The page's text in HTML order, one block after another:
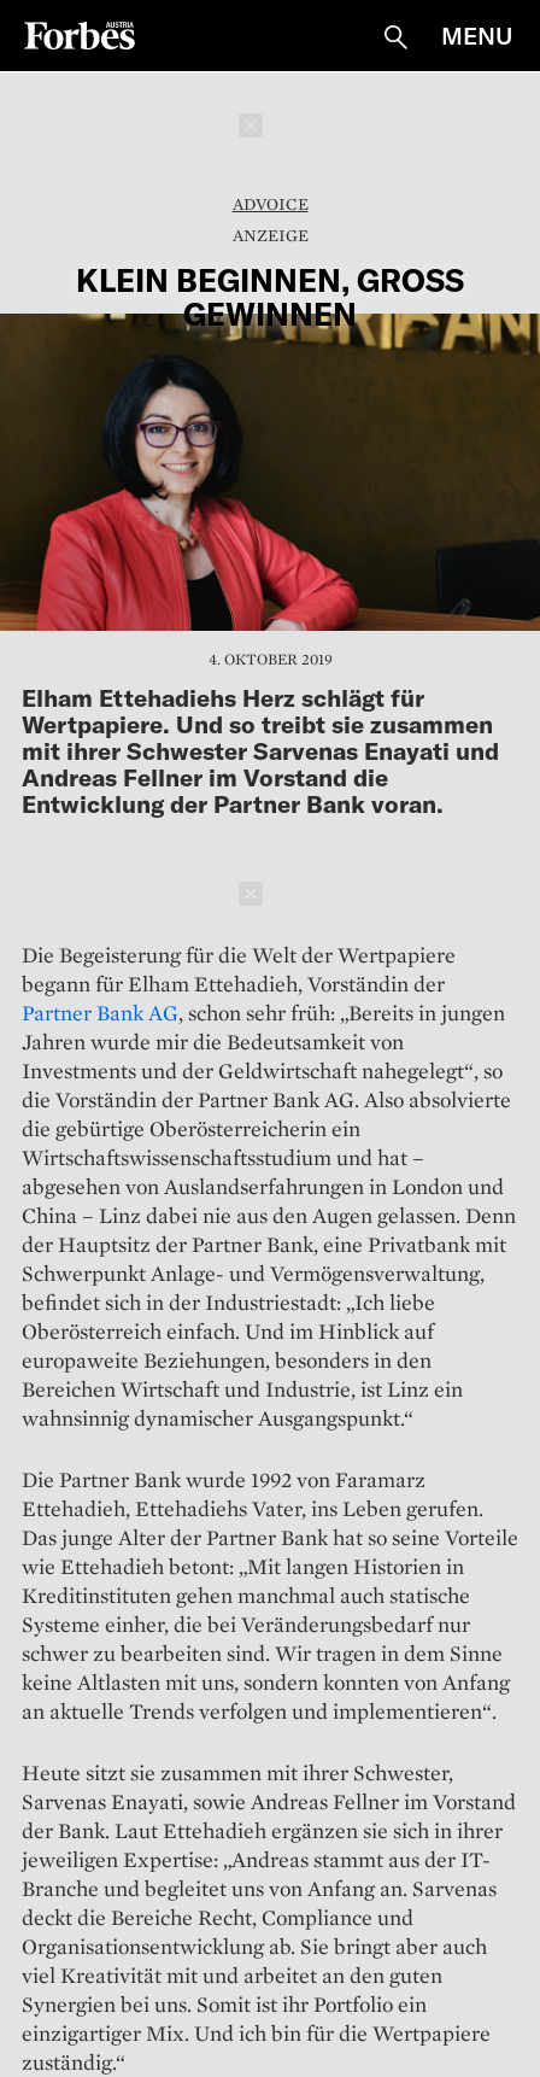
Suche
MENU
ADVOICE
KLEIN BEGINNEN, GROSS
GEWINNEN
4. OKTOBER 2019
Elham Ettehadiehs Herz schlägt für
Wertpapiere. Und so treibt sie zusammen
mit ihrer Schwester Sarvenas Enayati und
Andreas Fellner im Vorstand die
Entwicklung der Partner Bank voran.
Die Begeisterung für die Welt der Wertpapiere
begann für Elham Ettehadieh, Vorständin der
Partner Bank AG, schon sehr früh: „Bereits in jungen
Jahren wurde mir die Bedeutsamkeit von
Investments und der Geldwirtschaft nahegelegt“, so
die Vorständin der Partner Bank AG. Also absolvierte
die gebürtige Oberösterreicherin ein
Wirtschaftswissenschaftsstudium und hat –
abgesehen von Auslandserfahrungen in London und
China – Linz dabei nie aus den Augen gelassen. Denn
der Hauptsitz der Partner Bank, eine Privatbank mit
Schwerpunkt Anlage- und Vermögensverwaltung,
befindet sich in der Industriestadt: „Ich liebe
Oberösterreich einfach. Und im Hinblick auf
europaweite Beziehungen, besonders in den
Bereichen Wirtschaft und Industrie, ist Linz ein
wahnsinnig dynamischer Ausgangspunkt.“
Die Partner Bank wurde 1992 von Faramarz
Ettehadieh, Ettehadiehs Vater, ins Leben gerufen.
Das junge Alter der Partner Bank hat so seine Vorteile
wie Ettehadieh betont: „Mit langen Historien in
Kreditinstituten gehen manchmal auch statische
Systeme einher, die bei Veränderungsbedarf nur
schwer zu bearbeiten sind. Wir tragen in dem Sinne
keine Altlasten mit uns, sondern konnten von Anfang
an aktuelle Trends verfolgen und implementieren“.
Heute sitzt sie zusammen mit ihrer Schwester,
Sarvenas Enayati, sowie Andreas Fellner im Vorstand
der Bank. Laut Ettehadieh ergänzen sie sich in ihrer
jeweiligen Expertise: „Andreas stammt aus der IT-
Branche und begleitet uns von Anfang an. Sarvenas
deckt die Bereiche Recht, Compliance und
Organisationsentwicklung ab. Sie bringt aber auch
viel Kreativität mit und arbeitet an den guten
Synergien bei uns. Somit ist ihr Portfolio ein
einzigartiger Mix. Und ich bin für die Wertpapiere
zuständig.“